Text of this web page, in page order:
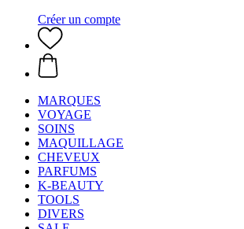
Créer un compte
MARQUES
VOYAGE
SOINS
MAQUILLAGE
CHEVEUX
PARFUMS
K-BEAUTY
TOOLS
DIVERS